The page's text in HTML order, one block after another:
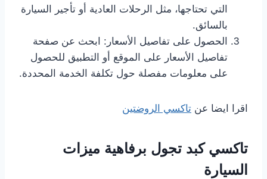
التي تحتاجها، مثل الرحلات العادية أو تأجير السيارة
بالسائق.
الحصول على تفاصيل الأسعار: ابحث عن صفحة
تفاصيل الأسعار على الموقع أو التطبيق للحصول
على معلومات مفصلة حول تكلفة الخدمة المحددة.
اقرا ايضا عن تاكسي الروضتين
تاكسي كبد تجول برفاهية ميزات
السيارة